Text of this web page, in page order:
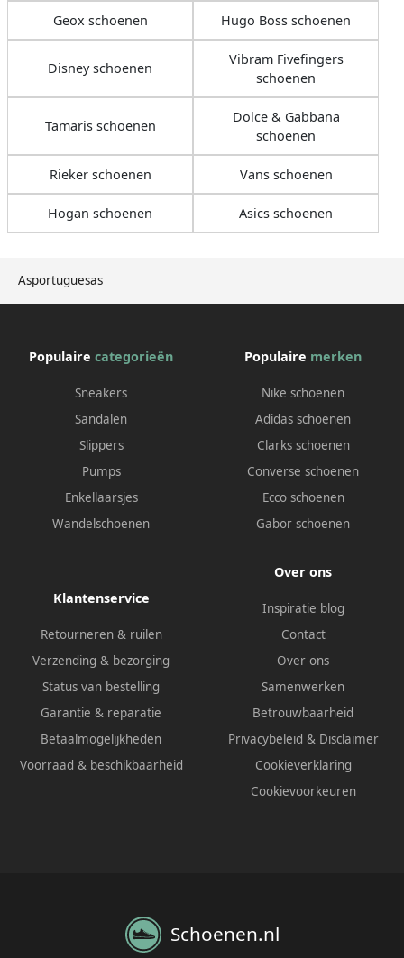
Asportuguesas
Geox schoenen Hugo Boss schoenen
Disney schoenen
Vibram Fivefingers
schoenen
Tamaris schoenen
Dolce & Gabbana
schoenen
Rieker schoenen Vans schoenen
Hogan schoenen Asics schoenen
Populaire categorieën
Sneakers
Sandalen
Slippers
Pumps
Enkellaarsjes
Wandelschoenen
Populaire merken
Nike schoenen
Adidas schoenen
Clarks schoenen
Converse schoenen
Ecco schoenen
Gabor schoenen
Klantenservice
Retourneren & ruilen
Verzending & bezorging
Status van bestelling
Garantie & reparatie
Betaalmogelijkheden
Voorraad & beschikbaarheid
Over ons
Inspiratie blog
Contact
Over ons
Samenwerken
Betrouwbaarheid
Privacybeleid & Disclaimer
Cookieverklaring
Cookievoorkeuren
Schoenen.nl